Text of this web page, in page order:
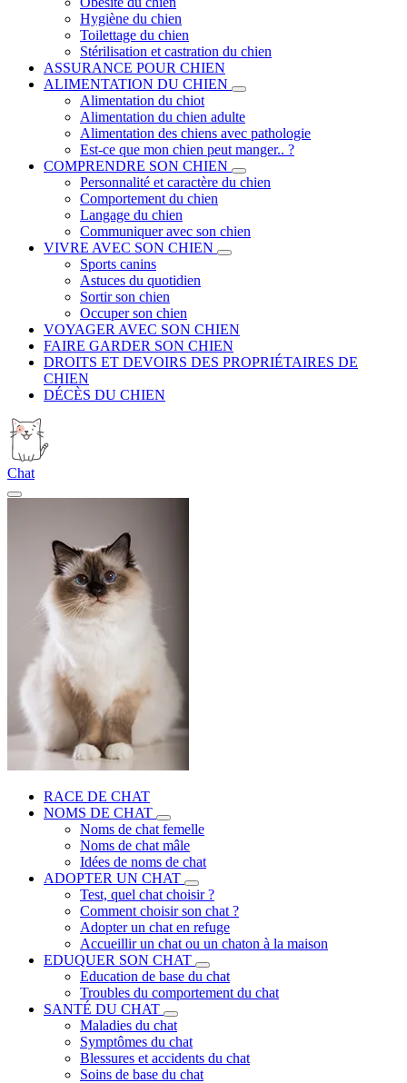
Hygiène du chien
Toilettage du chien
Stérilisation et castration du chien
ASSURANCE POUR CHIEN
ALIMENTATION DU CHIEN
Alimentation du chiot
Alimentation du chien adulte
Alimentation des chiens avec pathologie
Est-ce que mon chien peut manger.. ?
COMPRENDRE SON CHIEN
Personnalité et caractère du chien
Comportement du chien
Langage du chien
Communiquer avec son chien
VIVRE AVEC SON CHIEN
Sports canins
Astuces du quotidien
Sortir son chien
Occuper son chien
VOYAGER AVEC SON CHIEN
FAIRE GARDER SON CHIEN
DROITS ET DEVOIRS DES PROPRIÉTAIRES DE
CHIEN
DÉCÈS DU CHIEN
Chat
RACE DE CHAT
NOMS DE CHAT
Noms de chat femelle
Noms de chat mâle
Idées de noms de chat
ADOPTER UN CHAT
Test, quel chat choisir ?
Comment choisir son chat ?
Adopter un chat en refuge
Accueillir un chat ou un chaton à la maison
EDUQUER SON CHAT
Education de base du chat
Troubles du comportement du chat
SANTÉ DU CHAT
Maladies du chat
Symptômes du chat
Blessures et accidents du chat
Soins de base du chat